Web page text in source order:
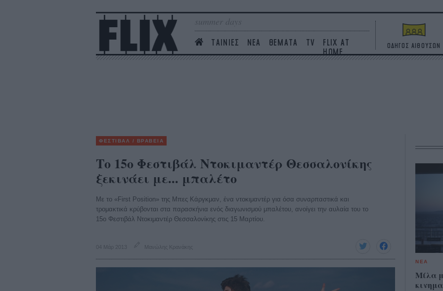
summer days
ΤΑΙΝΙΕΣ ΝΕΑ ΘΕΜΑΤΑ TV
FLIX AT
HOME
ΟΔΗΓΟΣ ΑΙΘΟΥΣΩΝ
ΦΕΣΤΙΒΑΛ / ΒΡΑΒΕΙΑ
Το 15ο Φεστιβάλ Ντοκιμαντέρ Θεσσαλονίκης
ξεκινάει με... μπαλέτο
Με το «First Position» της Μπες Κάργκμαν, ένα ντοκιμαντέρ για όσα συναρπαστικά και
τρομακτικά κρύβονται στα παρασκήνια ενός διαγωνισμού μπαλέτου, ανοίγει την αυλαία του το
15ο Φεστιβάλ Ντοκιμαντέρ Θεσσαλονίκης στις 15 Μαρτίου.
04 Μάρ 2013 Μανώλης Κρανάκης
ΝΕΑ
Μίλα